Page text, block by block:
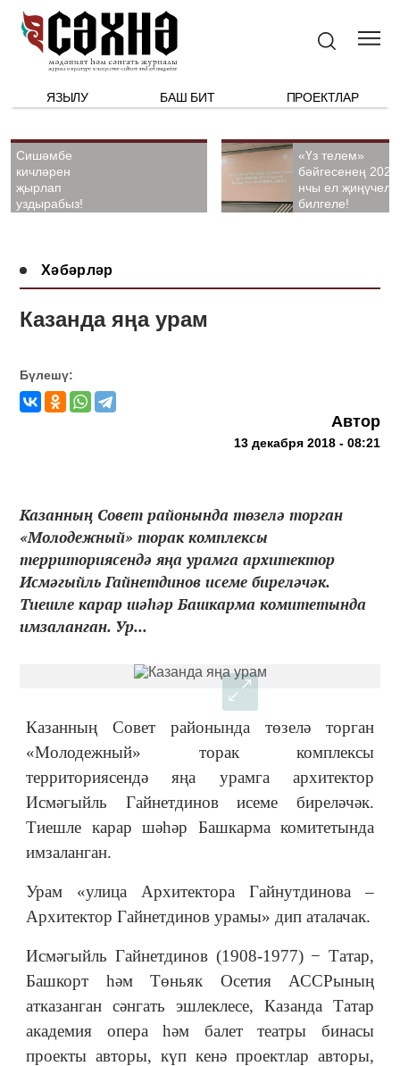
ЯЗЫЛУ БАШ БИТ ПРОЕКТЛАР
Сишәмбе
кичләрен
җырлап
уздырабыз!
«Үз телем»
бәйгесенең 2026
нчы ел
билгеле!
Хәбәрләр
Казанда яңа урам
Бүлешү:
Автор
13 декабря 2018 - 08:21
Казанның Совет районында төзелә торган
«Молодежный» торак комплексы
территориясендә яңа урамга архитектор
Исмәгыйль Гайнетдинов исеме биреләчәк.
Тиешле карар шәһәр Башкарма комитетында
имзаланган. Ур...
Казанның Совет районында төзелә торган
«Молодежный» торак комплексы
территориясендә яңа урамга архитектор
Исмәгыйль Гайнетдинов исеме биреләчәк.
Тиешле карар шәһәр Башкарма комитетында
имзаланган.
Урам «улица Архитектора Гайнутдинова –
Архитектор Гайнетдинов урамы» дип аталачак.
Исмәгыйль Гайнетдинов (1908-1977) − Татар,
Башкорт һәм Төньяк Осетия АССРының
атказанган сәнгать эшлеклесе, Казанда Татар
академия опера һәм балет театры бинасы
проекты авторы, күп кенә проектлар авторы,